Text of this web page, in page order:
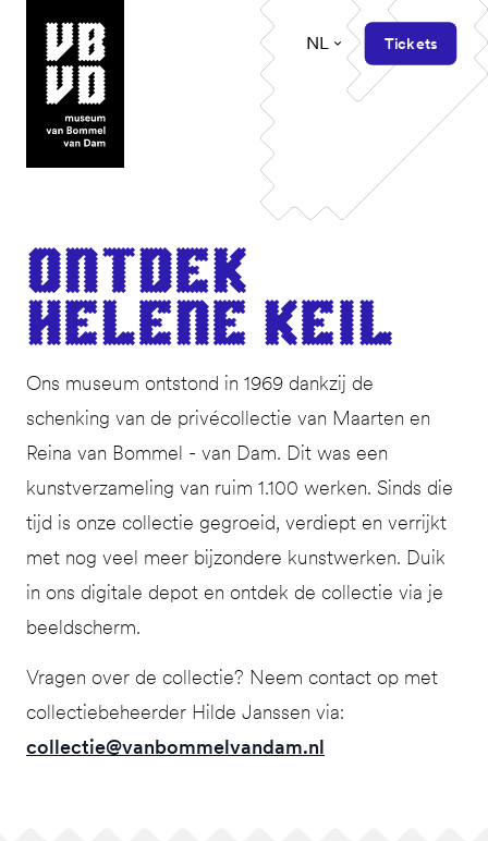
museum van Bommel van Dam
NL Tickets
Ont­dek
Helene Keil
Ons museum ontstond in 1969 dankzij de
schenking van de privécollectie van Maarten en
Reina van Bommel - van Dam. Dit was een
kunstverzameling van ruim 1.100 werken. Sinds die
tijd is onze collectie gegroeid, verdiept en verrijkt
met nog veel meer bijzondere kunstwerken. Duik
in ons digitale depot en ontdek de collectie via je
beeldscherm.
Vragen over de collectie? Neem contact op met
collectiebeheerder Hilde Janssen via:
collectie@vanbommelvandam.nl